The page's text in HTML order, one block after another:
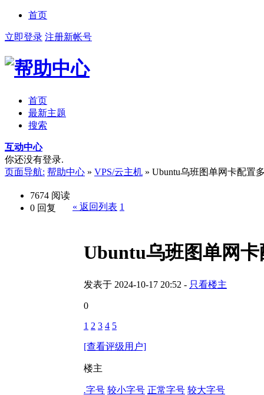
首页
立即登录 注册新帐号
首页
最新主题
搜索
互动中心
你还没有登录.
页面导航: 帮助中心 » VPS/云主机 » Ubuntu乌班图单网卡配置
7674 阅读
0 回复 « 返回列表 1
Ubuntu乌班图单网
发表于 2024-10-17 20:52 - 只看楼主
0
1 2 3 4 5
[查看评级用户]
楼主
.字号 较小字号 正常字号 较大字号